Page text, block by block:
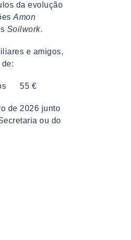
da evolução
Amon
Soilwork.
e amigos,
55 €
de 2026 junto
ou do